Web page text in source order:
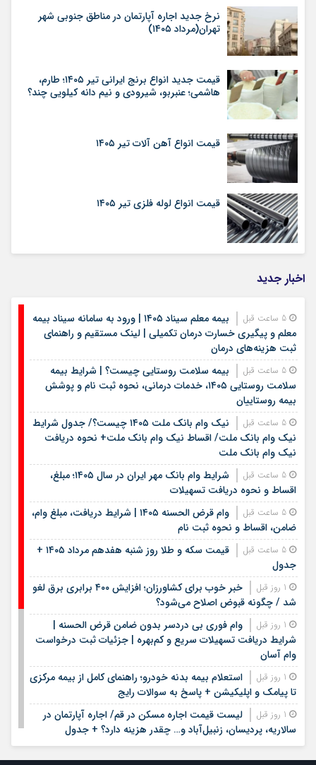
نرخ جدید اجاره آپارتمان در مناطق جنوبی شهر
تهران(مرداد ۱۴۰۵)
قیمت جدید انواع برنج ایرانی تیر ۱۴۰۵؛ طارم،
هاشمی؛ عنبربو، شیرودی و نیم دانه کیلویی چند؟
قیمت انواع آهن آلات تیر ۱۴۰۵
قیمت انواع لوله فلزی تیر ۱۴۰۵
اخبار جدید
بیمه معلم سیناد ۱۴۰۵ | ورود به سامانه سیناد بیمه
معلم و پیگیری خسارت درمان تکمیلی | لینک مستقیم و راهنمای
ثبت هزینه‌های درمان
بیمه سلامت روستایی چیست؟ | شرایط بیمه
سلامت روستایی ۱۴۰۵، خدمات درمانی، نحوه ثبت نام و پوشش
بیمه روستاییان
نیک وام بانک ملت ۱۴۰۵ چیست؟/ جدول شرایط
نیک وام بانک ملت/ اقساط نیک وام بانک ملت+ نحوه دریافت
نیک وام بانک ملت
شرایط وام بانک مهر ایران در سال ۱۴۰۵؛ مبلغ،
اقساط و نحوه دریافت تسهیلات
وام قرض الحسنه ۱۴۰۵ | شرایط دریافت، مبلغ وام،
ضامن، اقساط و نحوه ثبت نام
قیمت سکه و طلا روز شنبه هفدهم مرداد ۱۴۰۵ +
جدول
خبر خوب برای کشاورزان؛ افزایش ۴۰۰ برابری برق لغو
شد / چگونه قبوض اصلاح می‌شود؟
وام فوری بی دردسر بدون ضامن قرض الحسنه |
شرایط دریافت تسهیلات سریع و کم‌بهره | جزئیات ثبت درخواست
وام آسان
استعلام بیمه بدنه خودرو؛ راهنمای کامل از بیمه مرکزی
تا پیامک و اپلیکیشن + پاسخ به سوالات رایج
لیست قیمت اجاره مسکن در قم/ اجاره آپارتمان در
سالاریه، پردیسان، زنبیل‌آباد و… چقدر هزینه دارد؟ + جدول